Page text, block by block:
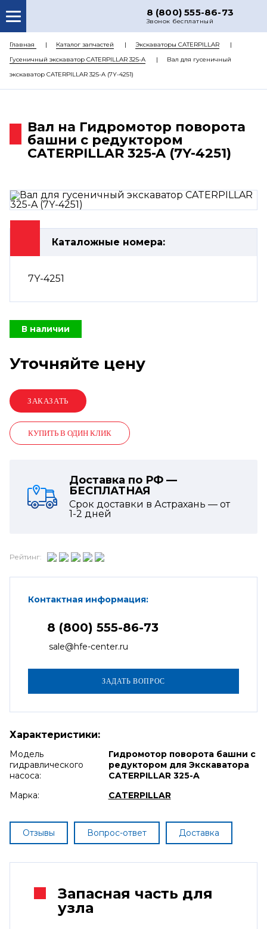
8 (800) 555-86-73
Звонок бесплатный
О НАС
КАТАЛОГ ЗАПЧАСТЕЙ
РЕМОНТ
ЦЕНЫ
КОНТАКТЫ
Главная Каталог запчастей
Экскаваторы CATERPILLAR
Гусеничный экскаватор CATERPILLAR 325-A
Вал для гусеничный
экскаватор CATERPILLAR 325-A (7Y-4251)
Вал на Гидромотор поворота
башни с редуктором
CATERPILLAR 325-A (7Y-4251)
Каталожные номера:
7Y-4251
В наличии
Уточняйте цену
КУПИТЬ В ОДИН КЛИК
Доставка по РФ —
БЕСПЛАТНАЯ
Срок доставки в Астрахань — от
1-2 дней
Рейтинг:
Контактная информация:
8 (800) 555-86-73
sale@hfe-center.ru
Характеристики:
Модель
гидравлического
насоса:
Гидромотор поворота башни с
редуктором для Экскаватора
CATERPILLAR 325-A
Марка:
CATERPILLAR
Отзывы Вопрос-ответ Доставка
Запасная часть для
узла